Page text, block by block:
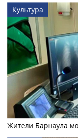
Культура
Жители Барнаула